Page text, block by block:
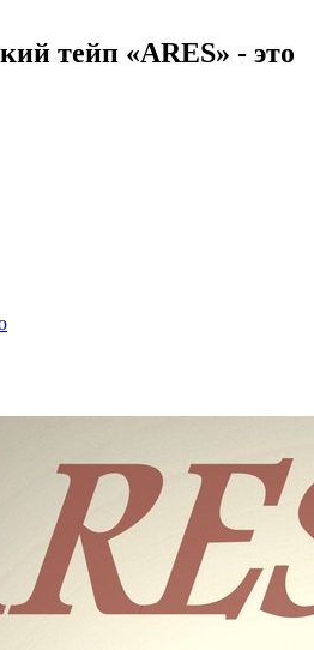
тейп «ARES» - это